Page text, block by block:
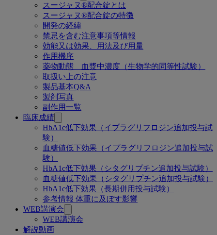
スージャヌ®配合錠とは
スージャヌ®配合錠の特徴
開発の経緯
禁忌を含む注意事項等情報
効能又は効果、用法及び用量
作用機序
薬物動態 血漿中濃度（生物学的同等性試験）
取扱い上の注意
製品基本Q&A
製剤写真
副作用一覧
臨床成績
HbA1c低下効果（イプラグリフロジン追加投与試
験）
血糖値低下効果（イプラグリフロジン追加投与試
験）
HbA1c低下効果（シタグリプチン追加投与試験）
血糖値低下効果（シタグリプチン追加投与試験）
HbA1c低下効果（長期併用投与試験）
参考情報 体重に及ぼす影響
WEB講演会
WEB講演会
解説動画